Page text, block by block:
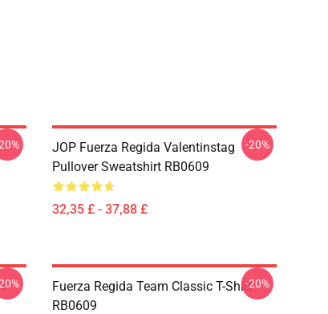
JOP Fuerza Regida Valentinstag
Pullover Sweatshirt RB0609
32,35 £ - 37,88 £
-20%
Fuerza Regida Team Classic T-Shirt
RB0609
-20%